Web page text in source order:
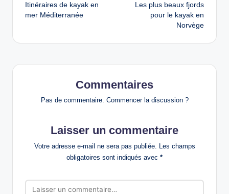
navigation
Itinéraires de kayak en
mer Méditerranée
Les plus beaux fjords
pour le kayak en
Norvège
Commentaires
Pas de commentaire. Commencer la discussion ?
Laisser un commentaire
Votre adresse e-mail ne sera pas publiée. Les champs
obligatoires sont indiqués avec *